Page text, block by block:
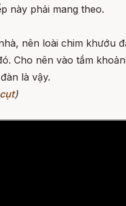
này phải mang theo.
nên loài chim khướu
Cho nên vào tầm
là vậy.
)